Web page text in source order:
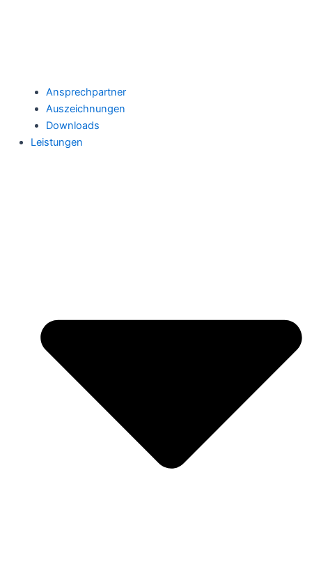
Ansprechpartner
Auszeichnungen
Downloads
Leistungen